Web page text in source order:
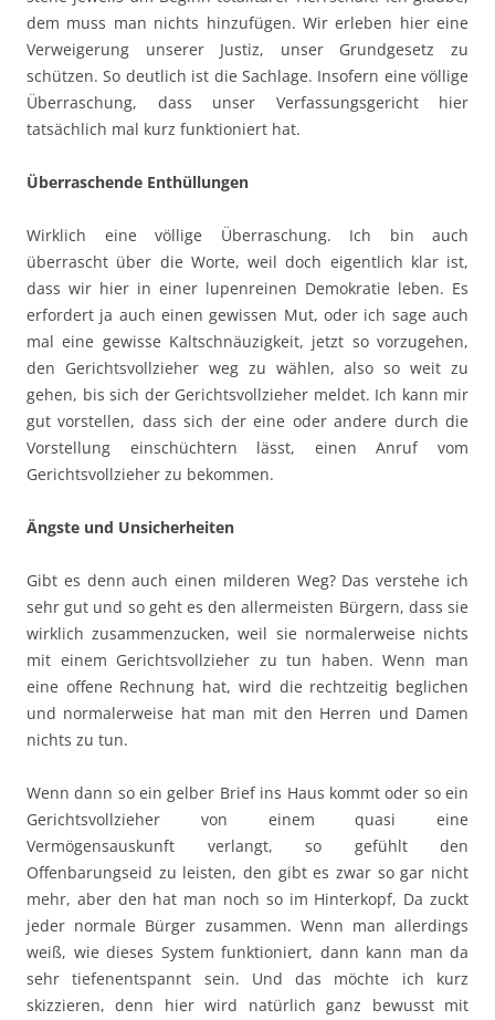
dem muss man nichts hinzufügen. Wir erleben hier eine
Verweigerung unserer Justiz, unser Grundgesetz zu
schützen. So deutlich ist die Sachlage. Insofern eine völlige
Überraschung, dass unser Verfassungsgericht hier
tatsächlich mal kurz funktioniert hat.
Überraschende Enthüllungen
Wirklich eine völlige Überraschung. Ich bin auch
überrascht über die Worte, weil doch eigentlich klar ist,
dass wir hier in einer lupenreinen Demokratie leben. Es
erfordert ja auch einen gewissen Mut, oder ich sage auch
mal eine gewisse Kaltschnäuzigkeit, jetzt so vorzugehen,
den Gerichtsvollzieher weg zu wählen, also so weit zu
gehen, bis sich der Gerichtsvollzieher meldet. Ich kann mir
gut vorstellen, dass sich der eine oder andere durch die
Vorstellung einschüchtern lässt, einen Anruf vom
Gerichtsvollzieher zu bekommen.
Ängste und Unsicherheiten
Gibt es denn auch einen milderen Weg? Das verstehe ich
sehr gut und so geht es den allermeisten Bürgern, dass sie
wirklich zusammenzucken, weil sie normalerweise nichts
mit einem Gerichtsvollzieher zu tun haben. Wenn man
eine offene Rechnung hat, wird die rechtzeitig beglichen
und normalerweise hat man mit den Herren und Damen
nichts zu tun.
Wenn dann so ein gelber Brief ins Haus kommt oder so ein
Gerichtsvollzieher von einem quasi eine
Vermögensauskunft verlangt, so gefühlt den
Offenbarungseid zu leisten, den gibt es zwar so gar nicht
mehr, aber den hat man noch so im Hinterkopf, Da zuckt
jeder normale Bürger zusammen. Wenn man allerdings
weiß, wie dieses System funktioniert, dann kann man da
sehr tiefenentspannt sein. Und das möchte ich kurz
skizzieren, denn hier wird natürlich ganz bewusst mit